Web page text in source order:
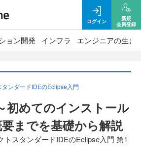
ログイン
新規
会員登録
ョン開発 インフラ エンジニアの生き
ンダードIDEのEclipse入門
初めてのインストール
までを基礎から解説
トスタンダードIDEのEclipse入門 第1